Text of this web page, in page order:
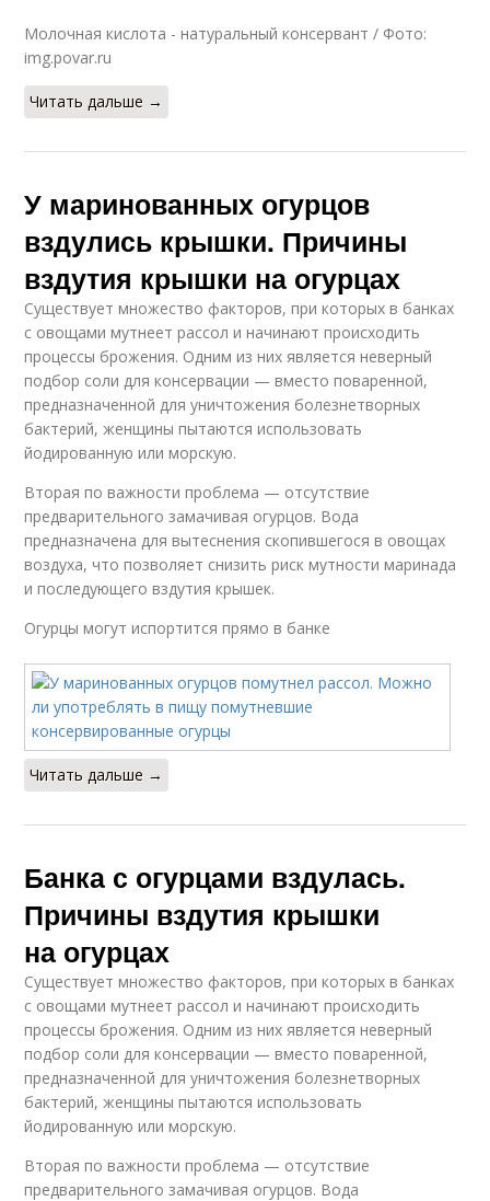
Молочная кислота - натуральный консервант / Фото:
img.povar.ru
Читать дальше →
У маринованных огурцов
вздулись крышки. Причины
вздутия крышки на огурцах
Существует множество факторов, при которых в банках
с овощами мутнеет рассол и начинают происходить
процессы брожения. Одним из них является неверный
подбор соли для консервации — вместо поваренной,
предназначенной для уничтожения болезнетворных
бактерий, женщины пытаются использовать
йодированную или морскую.
Вторая по важности проблема — отсутствие
предварительного замачивая огурцов. Вода
предназначена для вытеснения скопившегося в овощах
воздуха, что позволяет снизить риск мутности маринада
и последующего вздутия крышек.
Огурцы могут испортится прямо в банке
Читать дальше →
Банка с огурцами вздулась.
Причины вздутия крышки
на огурцах
Существует множество факторов, при которых в банках
с овощами мутнеет рассол и начинают происходить
процессы брожения. Одним из них является неверный
подбор соли для консервации — вместо поваренной,
предназначенной для уничтожения болезнетворных
бактерий, женщины пытаются использовать
йодированную или морскую.
Вторая по важности проблема — отсутствие
предварительного замачивая огурцов. Вода